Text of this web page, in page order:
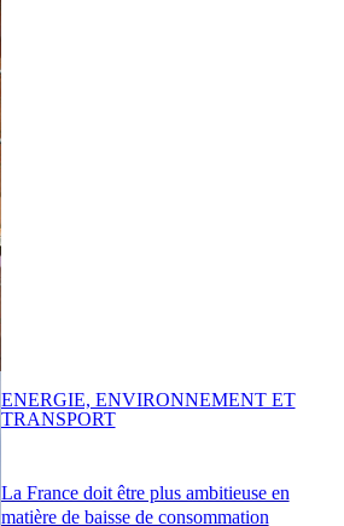
La France doit être plus ambitieuse en
matière de baisse de consommation
ENERGIE, ENVIRONNEMENT ET
TRANSPORT